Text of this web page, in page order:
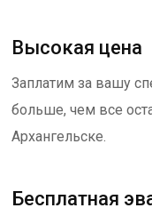
Высокая цена
Заплатим за вашу
больше, чем все
Архангельске.
Бесплатная